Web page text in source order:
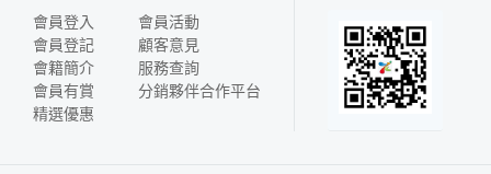
會員登入
會員登記
會籍簡介
會員有賞
精選優惠
會員活動
顧客意見
服務查詢
分銷夥伴合作平台